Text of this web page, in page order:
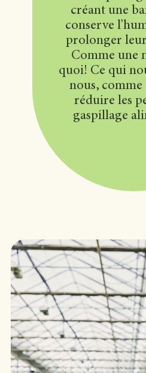
créant une
conserve
prolonger
Comme une
quoi! Ce qui
nous, comme
réduire les
gaspillage